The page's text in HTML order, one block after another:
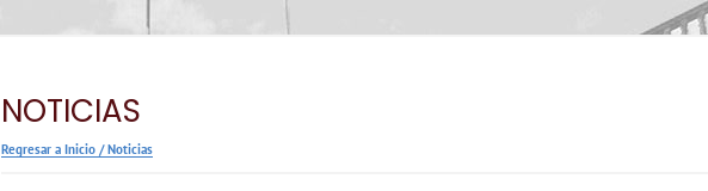
NOTICIAS
Regresar a Inicio /Noticias